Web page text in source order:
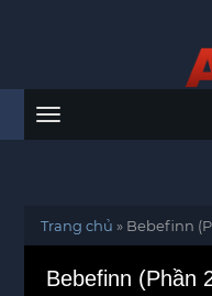
Menu
Trang chủ » Bebefinn
Bebefinn (Phần